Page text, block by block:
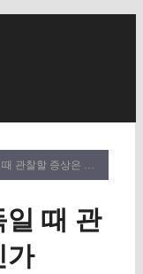
할 증상은 무엇인가
일 때 관
가